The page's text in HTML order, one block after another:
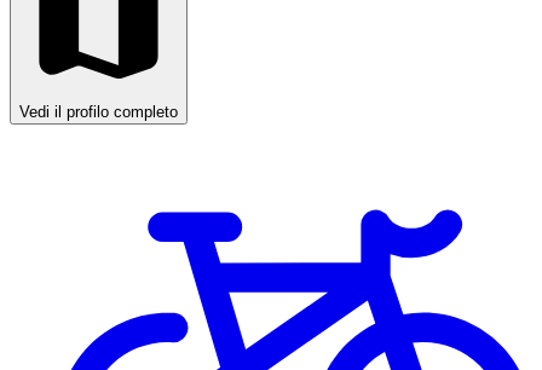
Vedi il profilo completo